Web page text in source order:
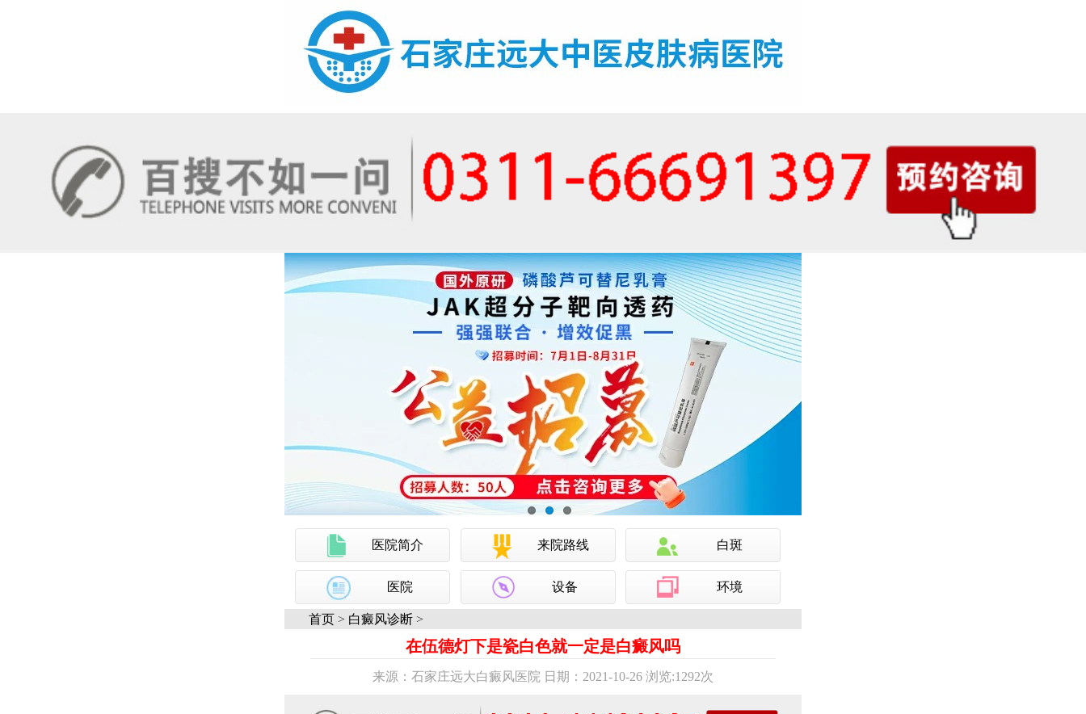
医院简介 来院路线 白斑
医院 设备 环境
首页 > 白癜风诊断 >
在伍德灯下是瓷白色就一定是白癜风吗
来源：石家庄远大白癜风医院 日期：2021-10-26 浏览:1292次